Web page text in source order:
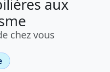
aux
chez vous